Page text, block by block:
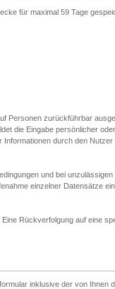
für maximal 59 Tage
Personen zurückführbar
die Eingabe persönlicher oder
durch den Nutzer
und bei unzulässigen
einzelner Datensätze
Rückverfolgung auf eine
inklusive der von Ihnen